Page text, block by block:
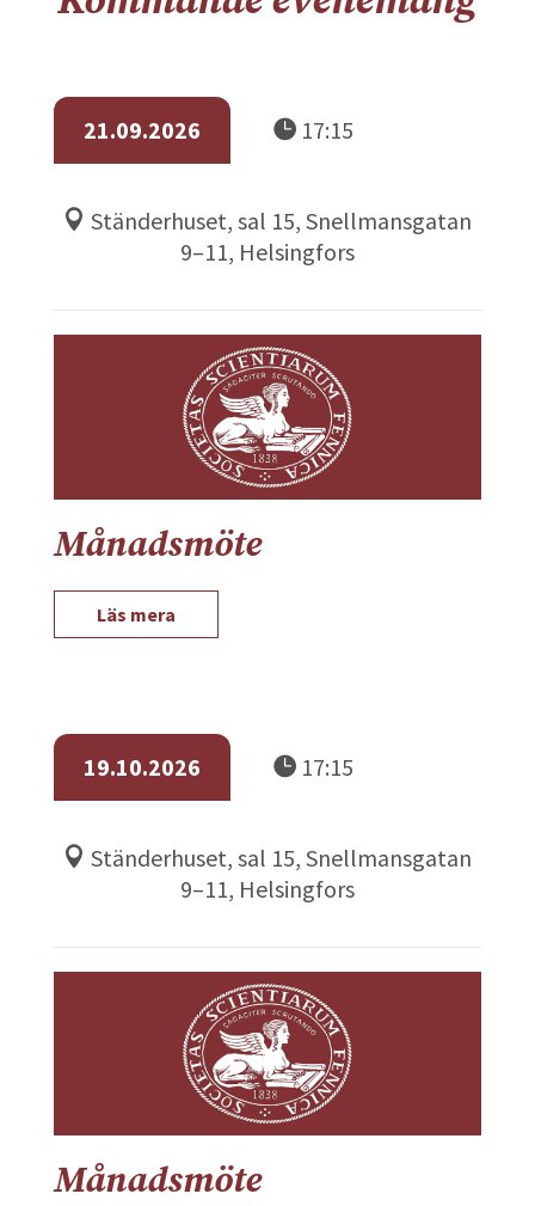
21.09.2026 17:15
Ständerhuset, sal 15, Snellmansgatan
9–11, Helsingfors
Månadsmöte
Läs mera
19.10.2026 17:15
Ständerhuset, sal 15, Snellmansgatan
9–11, Helsingfors
Månadsmöte